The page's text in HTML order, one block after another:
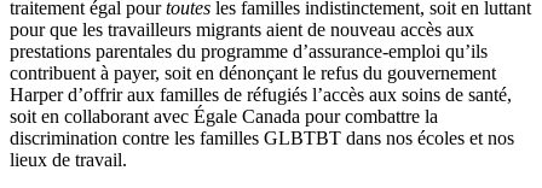
traitement égal pourtoutes les familles indistinctement, soit en luttant
pourque les travailleurs migrants aient de nouveau accès aux
prestations parentales du programme d’assurance-emploi qu’ils
contribuent à payer, soit en dénonçant le refus du gouvernement
Harperd’offriraux familles de réfugiés l’accès aux soins de santé,
soit en collaborant avec Égale Canada pourcombattre la
discrimination contre les familles GLBTBT dans nos écoles et nos
lieux de travail.